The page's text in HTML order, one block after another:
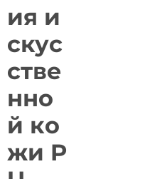
ия и
скус
стве
нно
й ко
жи P